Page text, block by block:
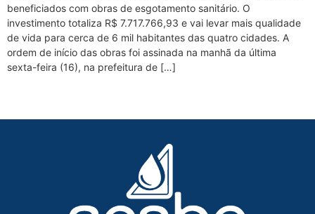
beneficiados com obras de esgotamento sanitário. O
investimento totaliza R$ 7.717.766,93 e vai levar mais qualidade
de vida para cerca de 6 mil habitantes das quatro cidades. A
ordem de início das obras foi assinada na manhã da última
sexta-feira (16), na prefeitura de […]